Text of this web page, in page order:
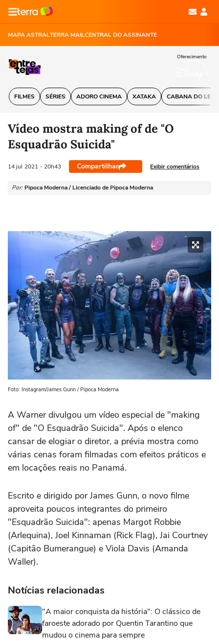
MAPA ASTRALTERRA MAILCENTRAL DO ASSINANTE
FILMES SÉRIES ADORO CINEMA XATAKA CABANA DO
Oferecimento
Vídeo mostra making of de "O
Esquadrão Suicida"
14 jul 2021 - 20h43 Compartilhar Exibir comentários
Por: Pipoca Moderna / Licenciado de Pipoca Moderna
Foto: Instagram/James Gunn / Pipoca Moderna
A Warner divulgou um vídeo especial de "making
of" de "O Esquadrão Suicida". Após o elenco
cansar de elogiar o diretor, a prévia mostra como
várias cenas foram filmadas com efeitos práticos e
em locações reais no Panamá.
Escrito e dirigido por James Gunn, o novo filme
aproveita poucos integrantes do primeiro
"Esquadrão Suicida": apenas Margot Robbie
(Arlequina), Joel Kinnaman (Rick Flag), Jai Courtney
(Capitão Bumerangue) e Viola Davis (Amanda
Waller).
Notícias relacionadas
"A maior conquista da história": O clássico de
faroeste adorado por Quentin Tarantino que
mudou o cinema para sempre